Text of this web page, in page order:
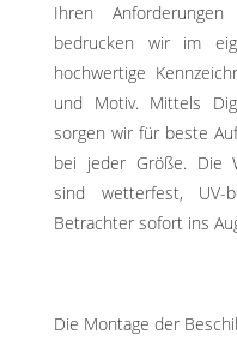
Ihren
bedrucken wir im
hochwertige
und Motiv. Mittels
sorgen wir für beste
bei jeder Größe. Die
sind wetterfest, UV-
Betrachter sofort ins
Die Montage der